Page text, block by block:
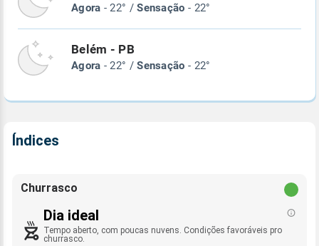
Agora - 22° /Sensação - 22°
Belém - PB
Agora - 22° /Sensação - 22°
Índices
Churrasco
Dia ideal
Tempo aberto, com poucas nuvens. Condições favoráveis pro
churrasco.